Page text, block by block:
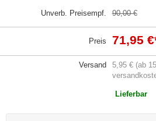
Unverb. Preisempf. 90,00 €
Preis 71,95 €
Versand
5,95 € (ab
Lieferbar